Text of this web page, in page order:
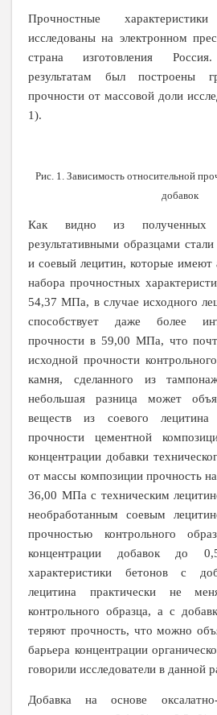
Прочностные
исследованы на электронном
страна изготовления
результатам был построены
прочности от массовой доли
1).
Рис. 1. Зависимость относительной
добавок
Как видно из полученных
результативными образцами
и соевый лецитин, которые имеют
набора прочностных
54,37 МПа, в случае исходного
способствует даже более
прочности в 59,00 МПа, что
исходной прочности
камня, сделанного из
небольшая разница может
веществ из соевого
прочности цементной
концентрации добавки
от массы композиции прочность
36,00 МПа с техническим
необработанным соевым
прочностью контрольного
концентрации добавок до
характеристики бетонов с
лецитина практически не
контрольного образца, а с
теряют прочность, что можно
барьера концентрации
говорили исследователи в данной
Добавка на основе